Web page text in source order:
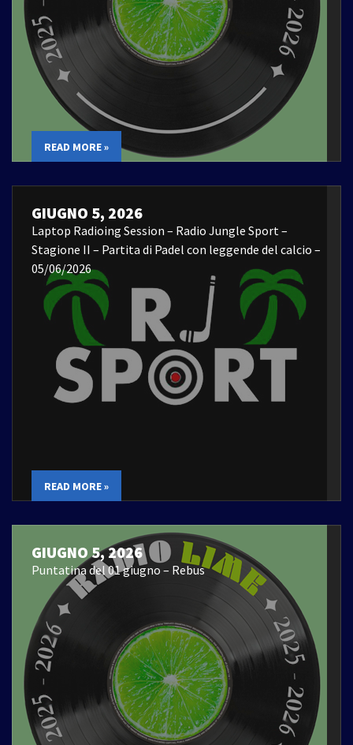
READ MORE »
GIUGNO 5, 2026
Laptop Radioing Session – Radio Jungle Sport –
Stagione II – Partita di Padel con leggende del calcio –
05/06/2026
READ MORE »
GIUGNO 5, 2026
Puntatina del 01 giugno – Rebus